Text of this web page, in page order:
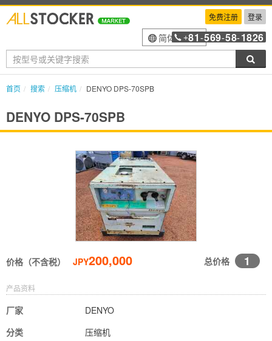
免费注册 登录
简体中文
+81 -569-58-1826
首页 搜索 压缩机 DENYO DPS-70SPB
DENYO DPS-70SPB
价格（不含税） JPY200,000 总价格 1
产品资料
厂家
DENYO
分类
压缩机